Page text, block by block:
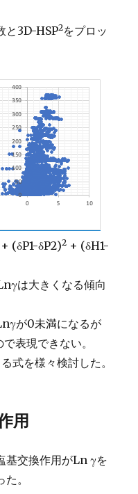
と3D-HSP2をプロッ
+ (δP1-δP2)2 + (δH1-
は大きくなる傾向
が0未満になるが
表現できない。
式を様々検討した。
用
基交換作用がLn γを
。